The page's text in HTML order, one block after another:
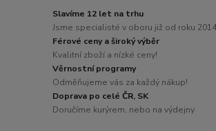
Slavíme 12 let na trhu
Jsme specialisté v oboru již od roku
Férové ceny a široký výběr
Kvalitní zboží a nízké ceny!
Věrnostní programy
Odměňujeme vás za každý nákup!
Doprava po celé ČR, SK
Doručíme kurýrem, nebo na výdejny